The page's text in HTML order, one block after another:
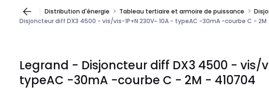
Distribution d'énergie Tableau tertiaire et armoire de puissance
Disjoncteur diff DX3 4500 - vis/vis-1P+N 230V~ 10A - typeAC -30mA -courbe C - 2M
Legrand - Disjoncteur diff DX3 4500 - vis/
typeAC -30mA -courbe C - 2M - 410704